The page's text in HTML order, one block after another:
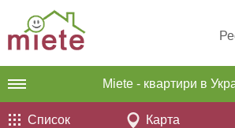
Miete - квартири в
Список Карта